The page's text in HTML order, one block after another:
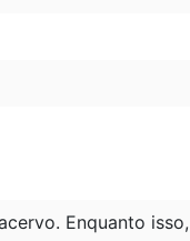
Enquanto